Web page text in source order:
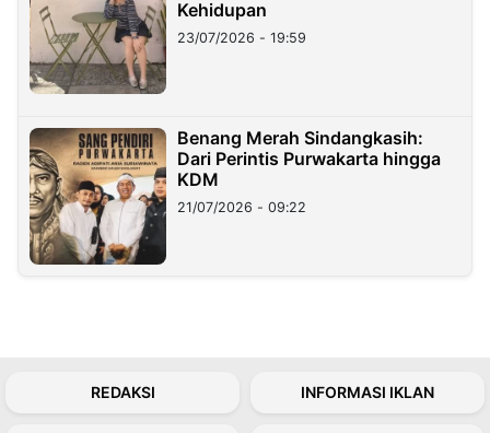
Kehidupan
23/07/2026 - 19:59
Benang Merah Sindangkasih:
Dari Perintis Purwakarta hingga
KDM
21/07/2026 - 09:22
REDAKSI INFORMASI IKLAN